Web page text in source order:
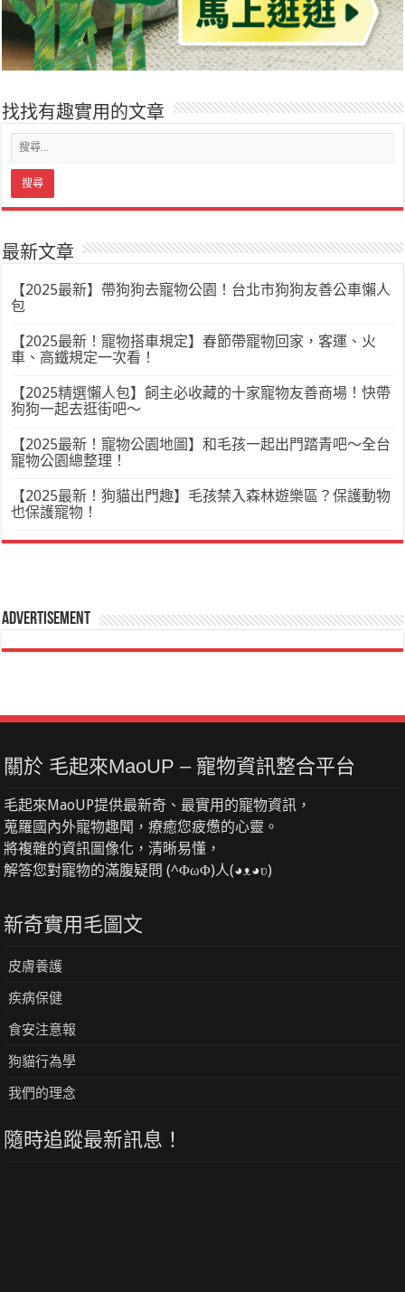
找找有趣實用的文章
最新文章
【2025最新】帶狗狗去寵物公園！台北市狗狗友善公車懶人
包
【2025最新！寵物搭車規定】春節帶寵物回家，客運、火
車、高鐵規定一次看！
【2025精選懶人包】飼主必收藏的十家寵物友善商場！快帶
狗狗一起去逛街吧～
【2025最新！寵物公園地圖】和毛孩一起出門踏青吧～全台
寵物公園總整理！
【2025最新！狗貓出門趣】毛孩禁入森林遊樂區？保護動物
也保護寵物！
Advertisement
關於 毛起來MaoUP – 寵物資訊整合平台
毛起來MaoUP提供最新奇、最實用的寵物資訊，
蒐羅國內外寵物趣聞，療癒您疲憊的心靈。
將複雜的資訊圖像化，清晰易懂，
解答您對寵物的滿腹疑問 (^ΦωΦ)人(◕ᴥ◕ʋ)
新奇實用毛圖文
皮膚養護
疾病保健
食安注意報
狗貓行為學
我們的理念
隨時追蹤最新訊息！